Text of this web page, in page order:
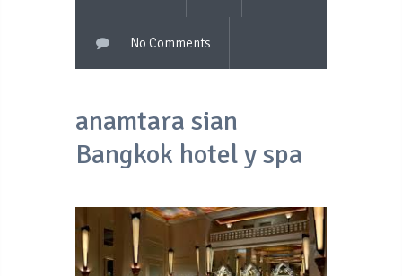
No Comments
anamtara sian
Bangkok hotel y spa